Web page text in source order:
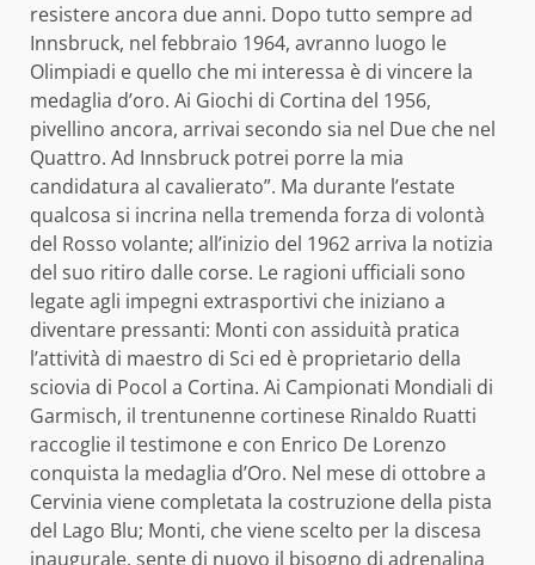
resistere ancora due anni. Dopo tutto sempre ad
Innsbruck, nel febbraio 1964, avranno luogo le
Olimpiadi e quello che mi interessa è di vincere la
medaglia d’oro. Ai Giochi di Cortina del 1956,
pivellino ancora, arrivai secondo sia nel Due che nel
Quattro. Ad Innsbruck potrei porre la mia
candidatura al cavalierato”. Ma durante l’estate
qualcosa si incrina nella tremenda forza di volontà
del Rosso volante; all’inizio del 1962 arriva la notizia
del suo ritiro dalle corse. Le ragioni ufficiali sono
legate agli impegni extrasportivi che iniziano a
diventare pressanti: Monti con assiduità pratica
l’attività di maestro di Sci ed è proprietario della
sciovia di Pocol a Cortina. Ai Campionati Mondiali di
Garmisch, il trentunenne cortinese Rinaldo Ruatti
raccoglie il testimone e con Enrico De Lorenzo
conquista la medaglia d’Oro. Nel mese di ottobre a
Cervinia viene completata la costruzione della pista
del Lago Blu; Monti, che viene scelto per la discesa
inaugurale, sente di nuovo il bisogno di adrenalina